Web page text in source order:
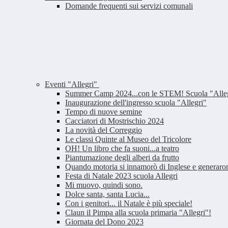
Domande frequenti sui servizi comunali
Eventi "Allegri"
Summer Camp 2024...con le STEM! Scuola
Inaugurazione dell'ingresso scuola "Allegri"
Tempo di nuove semine
Cacciatori di Mostrischio 2024
La novità del Correggio
Le classi Quinte al Museo del Tricolore
OH! Un libro che fa suoni...a teatro
Piantumazione degli alberi da frutto
Quando motoria si innamorò di Inglese e
Festa di Natale 2023 scuola Allegri
Mi muovo, quindi sono.
Dolce santa, santa Lucia...
Con i genitori... il Natale è più speciale!
Claun il Pimpa alla scuola primaria "Allegri"!
Giornata del Dono 2023